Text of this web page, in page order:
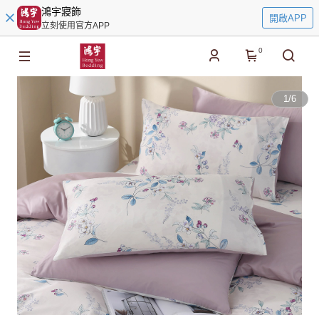
鴻宇寢飾
立刻使用官方APP
開啟APP
0
1/6